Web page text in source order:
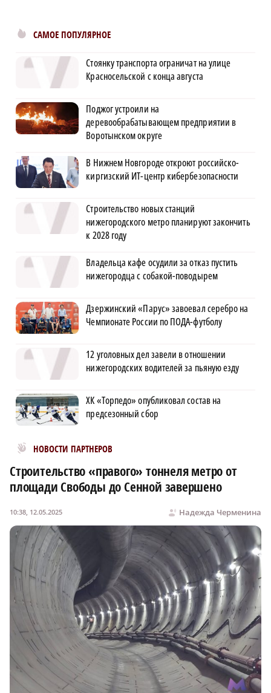
САМОЕ ПОПУЛЯРНОЕ
Стоянку транспорта ограничат на улице
Красносельской с конца августа
Поджог устроили на
деревообрабатывающем предприятии в
Воротынском округе
В Нижнем Новгороде откроют российско-
киргизский ИТ-центр кибербезопасности
Строительство новых станций
нижегородского метро планируют закончить
к 2028 году
Владельца кафе осудили за отказ пустить
нижегородца с собакой-поводырем
Дзержинский «Парус» завоевал серебро на
Чемпионате России по ПОДА-футболу
12 уголовных дел завели в отношении
нижегородских водителей за пьяную езду
ХК «Торпедо» опубликовал состав на
предсезонный сбор
НОВОСТИ ПАРТНЕРОВ
Новости МирТесен
Строительство «правого» тоннеля метро от
площади Свободы до Сенной завершено
Надежда Черменина
10:38, 12.05.2025